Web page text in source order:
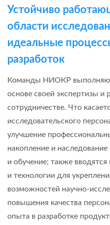
Устойчиво
области
идеальные
разработок
Команды НИОКР выполняют
основе своей экспертизы и
сотрудничестве. Что
исследовательского
улучшение
накопление и
и обучение; также
и технологии для
возможностей научно-
повышения качества
опыта в разработке